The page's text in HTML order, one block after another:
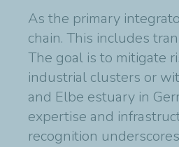
As the primary
chain. This includes
The goal is to mitigate
industrial clusters or
and Elbe estuary in
expertise and
recognition